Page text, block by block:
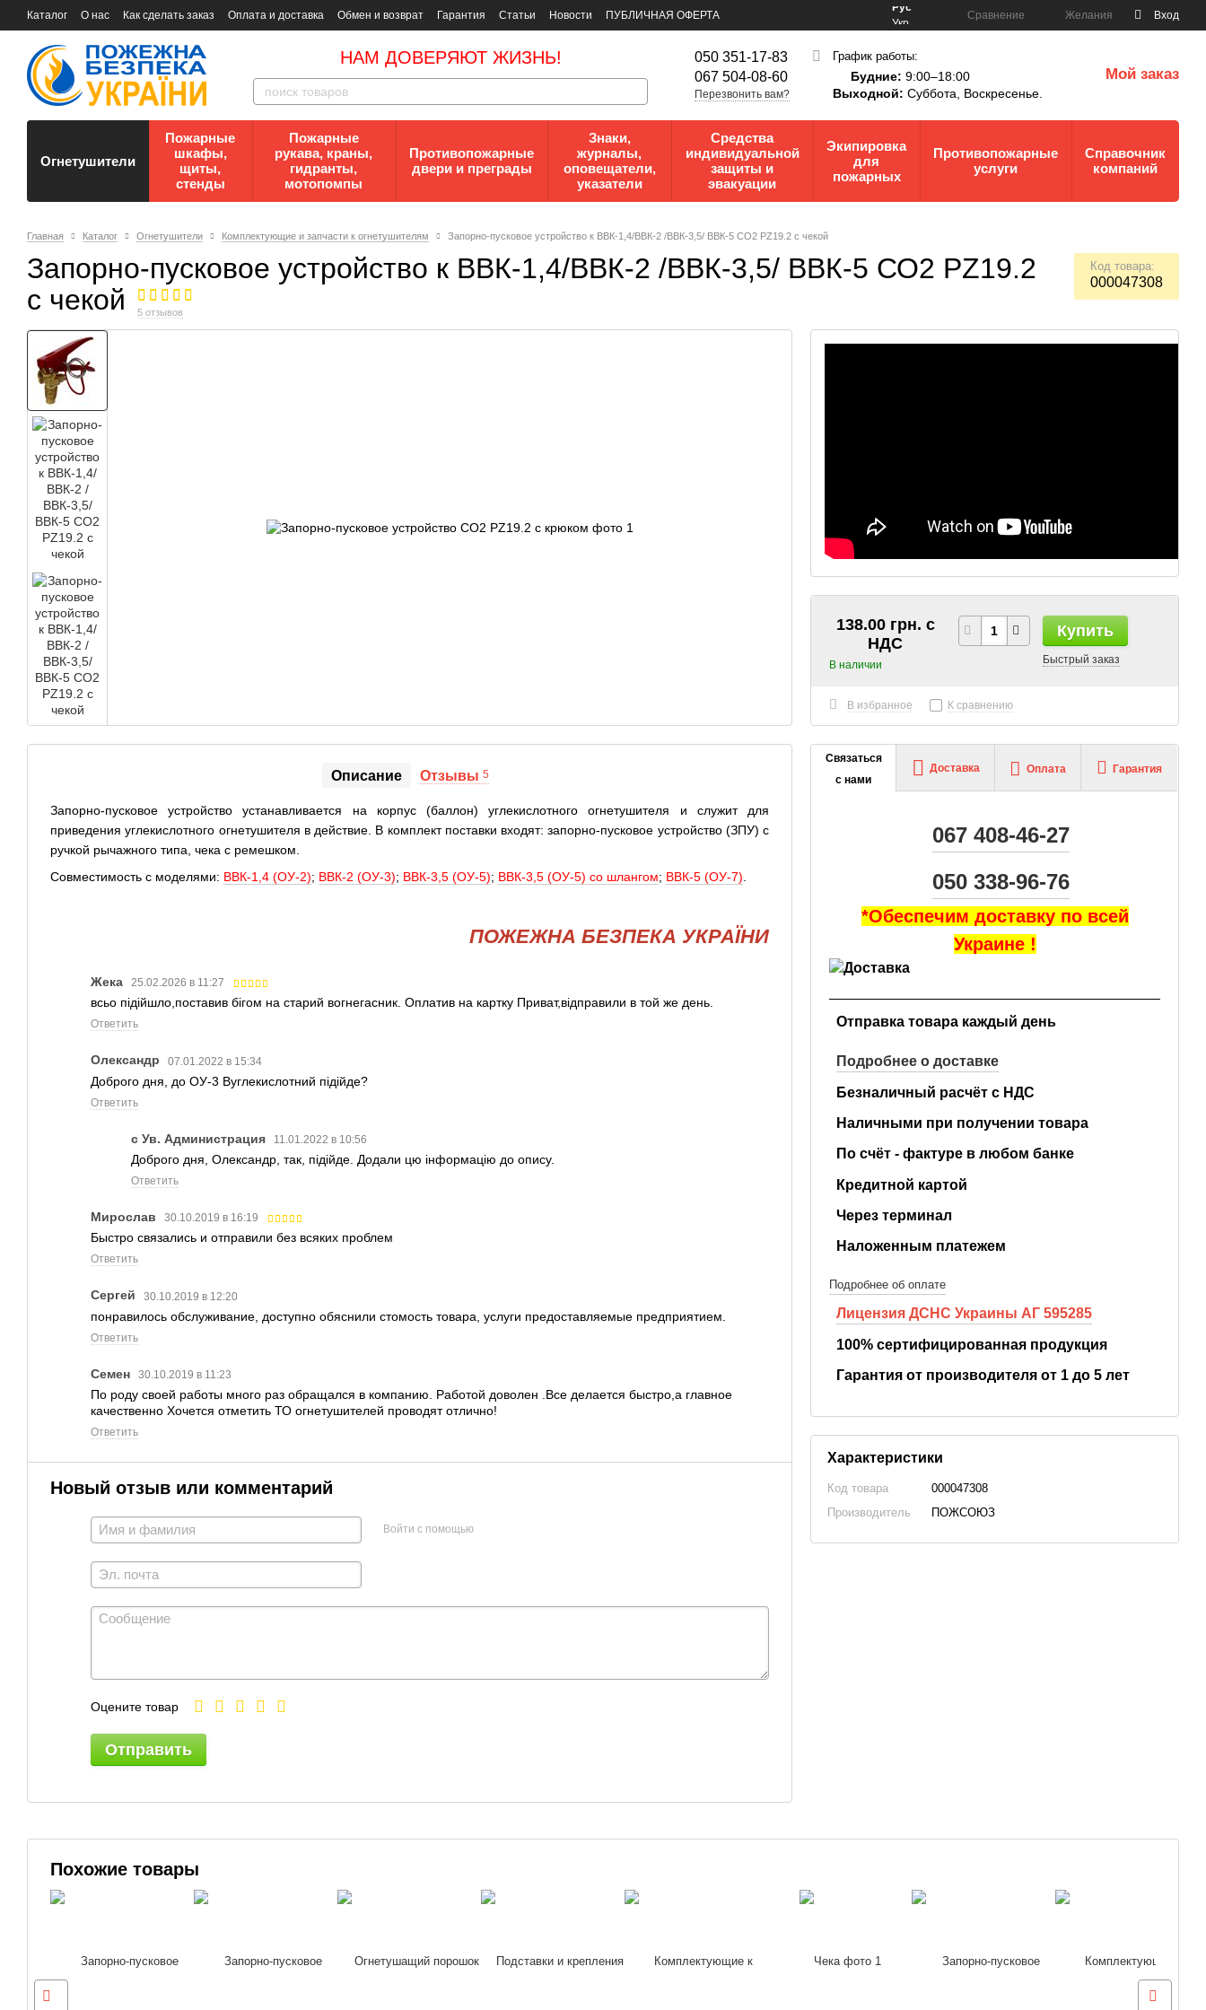
Каталог О нас Как сделать заказ Оплата и доставка Обмен и возврат Гарантия Статьи Новости
ПУБЛИЧНАЯ ОФЕРТА
Документы
Контакты Документы по пожарной безопасности
Рус
Укр
Сравнение Желания Вход
НАМ ДОВЕРЯЮТ ЖИЗНЬ!
050 351-17-83
067 504-08-60
Перезвонить вам?
График работы:
Будние: 9:00–18:00
Выходной: Суббота, Воскресенье.
Мой заказ
Огнетушители
Пожарные
шкафы,
щиты,
стенды
Пожарные
рукава, краны,
гидранты,
мотопомпы
Противопожарные
двери и преграды
Знаки,
журналы,
оповещатели,
указатели
Средства
индивидуальной
защиты и
эвакуации
Экипировка
для
пожарных
Противопожарные
услуги
Справочник
компаний
Главная Каталог Огнетушители Комплектующие и запчасти к огнетушителям Запорно-пусковое устройство к ВВК-1,4/ВВК-2 /ВВК-3,5/ ВВК-5 СО2 PZ19.2 с чекой
Запорно-пусковое устройство к ВВК-1,4/ВВК-2 /ВВК-3,5/ ВВК-5 СО2 PZ19.2
с чекой
5 отзывов
Код товара:
000047308
Описание Отзывы 5
Запорно-пусковое устройство устанавливается на корпус (баллон) углекислотного огнетушителя и служит для
приведения углекислотного огнетушителя в действие. В комплект поставки входят: запорно-пусковое устройство (ЗПУ) с
ручкой рычажного типа, чека с ремешком.
Совместимость с моделями: ВВК-1,4 (ОУ-2); ВВК-2 (ОУ-3); ВВК-3,5 (ОУ-5); ВВК-3,5 (ОУ-5) со шлангом; ВВК-5 (ОУ-7).
ПОЖЕЖНА БЕЗПЕКА УКРАЇНИ
Жека 25.02.2026 в 11:27
всьо підійшло,поставив бігом на старий вогнегасник. Оплатив на картку Приват,відправили в той же день.
Ответить
Олександр 07.01.2022 в 15:34
Доброго дня, до ОУ-3 Вуглекислотний підійде?
Ответить
с Ув. Администрация 11.01.2022 в 10:56
Доброго дня, Олександр, так, підійде. Додали цю інформацію до опису.
Ответить
Мирослав 30.10.2019 в 16:19
Быстро связались и отправили без всяких проблем
Ответить
Сергей 30.10.2019 в 12:20
понравилось обслуживание, доступно обяснили стомость товара, услуги предоставляемые предприятием.
Ответить
Семен 30.10.2019 в 11:23
По роду своей работы много раз обращался в компанию. Работой доволен .Все делается быстро,а главное
качественно Хочется отметить ТО огнетушителей проводят отлично!
Ответить
Новый отзыв или комментарий
Войти с помощью
Оцените товар
Отправить
138.00 грн. с
НДС
В наличии
Купить
Быстрый заказ
В избранное К сравнению
Связаться
с нами
Доставка Оплата Гарантия
067 408-46-27
050 338-96-76
*Обеспечим доставку по всей
Украине !
Отправка товара каждый день
Подробнее о доставке
Безналичный расчёт с НДС
Наличными при получении товара
По счёт - фактуре в любом банке
Кредитной картой
Через терминал
Наложенным платежем
Подробнее об оплате
Лицензия ДСНС Украины АГ 595285
100% сертифицированная продукция
Гарантия от производителя от 1 до 5 лет
Характеристики
Код товара
000047308
Производитель
ПОЖСОЮЗ
Похожие товары